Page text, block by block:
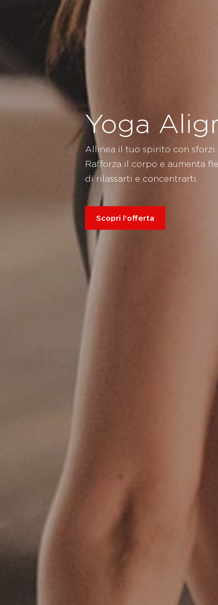
Yoga
Allinea il tuo spirito con sforzi
Rafforza il corpo e aumenta
di rilassarti e concentrarti.
Scopri l'offerta